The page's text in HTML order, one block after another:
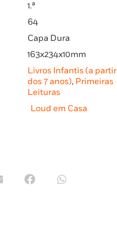
1.ª
64
Capa Dura
163x234x10mm
Livros Infantis (a partir
dos 7 anos), Primeiras
Leituras
Loud em Casa